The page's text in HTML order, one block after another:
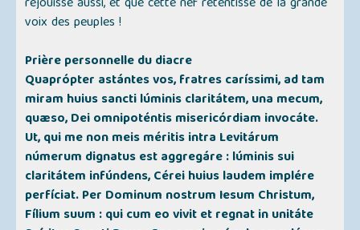
voix des peuples !
Prière personnelle du diacre
Quaprópter astántes vos, fratres caríssimi, ad tam
miram huius sancti lúminis claritátem, una mecum,
quæso, Dei omnipoténtis misericórdiam invocáte.
Ut, qui me non meis méritis intra Levitárum
númerum dignatus est aggregáre : lúminis sui
claritátem infúndens, Cérei huius laudem implére
perfíciat. Per Dominum nostrum Iesum Christum,
Fílium suum : qui cum eo vivit et regnat in unitáte